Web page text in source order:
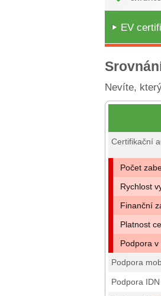
EV
Nevíte,
Certifikační
Počet
Rychlost
Finanční
Platnost
Podpora
Podpora
Podpora